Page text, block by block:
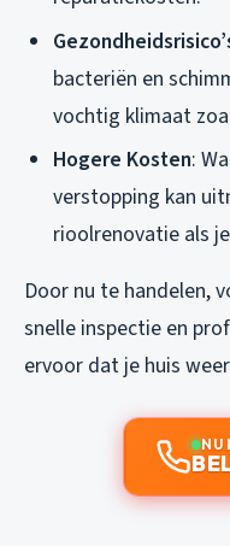
bacteriën en
vochtig klimaat
Hogere Kosten:
verstopping kan
rioolrenovatie als
Door nu te handelen,
snelle inspectie en
ervoor dat je huis
NU